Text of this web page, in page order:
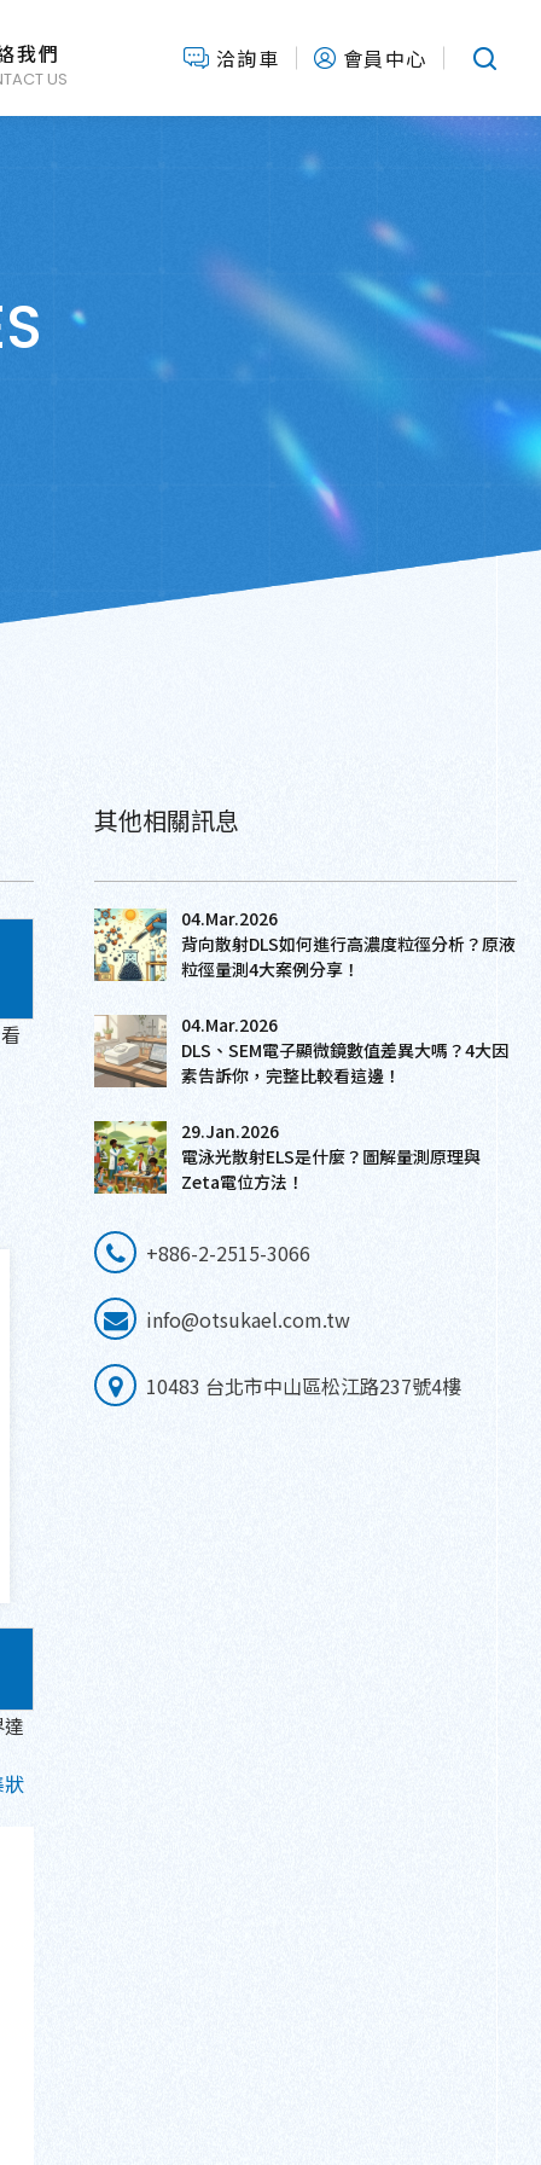
我們
US
洽詢車 會員中心
其他相關訊息
04.Mar.2026
背向散射DLS如何進行高濃度粒徑分析？原液
粒徑量測4大案例分享！
04.Mar.2026
DLS、SEM電子顯微鏡數值差異大嗎？4大因
素告訴你，完整比較看這邊！
29.Jan.2026
電泳光散射ELS是什麼？圖解量測原理與
Zeta電位方法！
+886-2-2515-3066
info@otsukael.com.tw
10483 台北市中山區松江路237號4樓